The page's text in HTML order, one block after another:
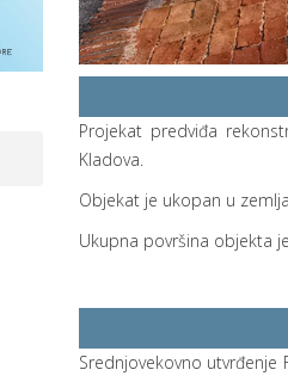
Projekat predviđa
Kladova.
Objekat je ukopan u
Ukupna površina objekta
Srednjovekovno